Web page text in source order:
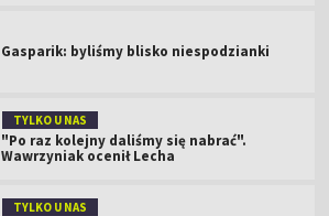
Gasparik: byliśmy blisko niespodzianki
TYLKO U NAS
"Po raz kolejny daliśmy się nabrać".
Wawrzyniak ocenił Lecha
TYLKO U NAS